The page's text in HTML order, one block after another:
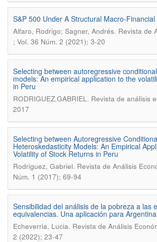
S&P 500 Under A Structural Macro-
Alfaro, Rodrigo; Sagner, Andrés. Revista de
; Vol. 36 Núm. 2 (2021); 3-20
Selecting between autoregressive
models: An empirical application to the
in Peru
RODRIGUEZ,GABRIEL. Revista de análisis
2017
Selecting between Autoregressive
Heteroskedasticity Models: An Empirical
Volatility of Stock Returns in Peru
Rodriguez, Gabriel. Revista de Análisis
Núm. 1 (2017); 69-94
Sensibilidad del análisis de la pobreza a las
equivalencias. Una aplicación para Argentina
Echeverria, Lucia. Revista de Análisis
2 (2022); 23-47